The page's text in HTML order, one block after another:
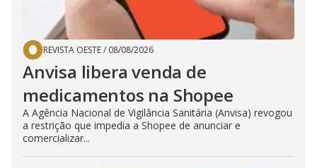
REVISTA OESTE/ 08/08/2026
Anvisa libera venda de
medicamentos na Shopee
A Agência Nacional de Vigilância Sanitária (Anvisa) revogou
a restrição que impedia a Shopee de anunciar e
comercializar...